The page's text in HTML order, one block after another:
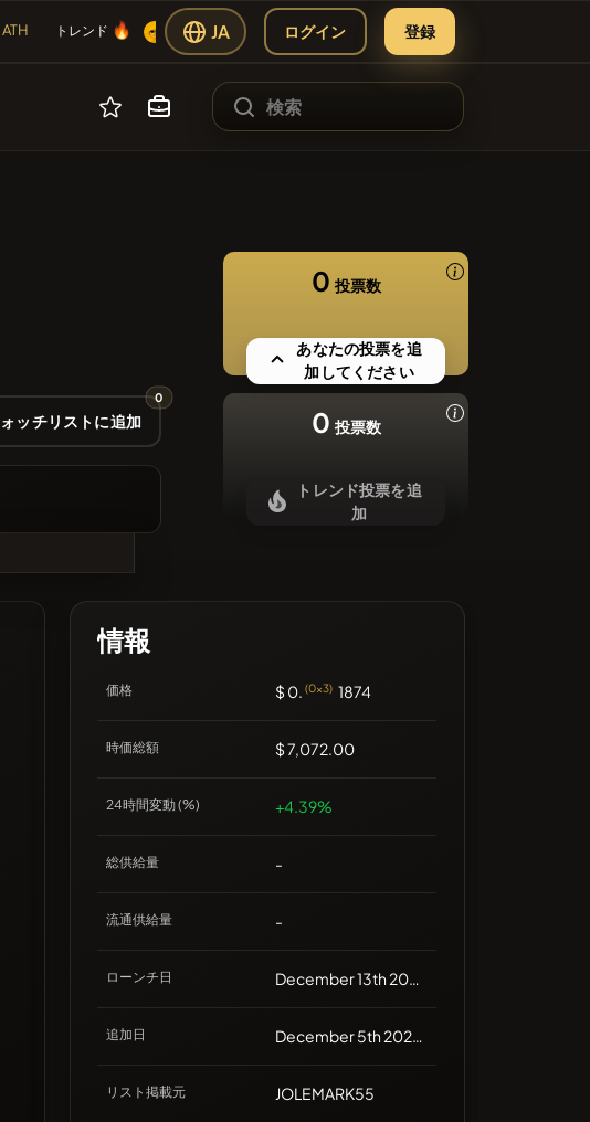
ATH トレンド 🔥
🔥
🔥
🔥 YC JA ログイン 登録
#1
#622
PAGPAL #71
❌最近のコインはありません
ッチリストに追加
0
0 投票数
あなたの投票を追
加してください
0 投票数
トレンド投票を追
加
情報
価格 $ 0. (0x3) 1874
時価総額 $ 7,072.00
24時間変動 (%) +4.39%
総供給量 -
流通供給量 -
ローンチ日 December 13th 2023, 00:00
追加日 December 5th 2023, 11:45
リスト掲載元 JOLEMARK55